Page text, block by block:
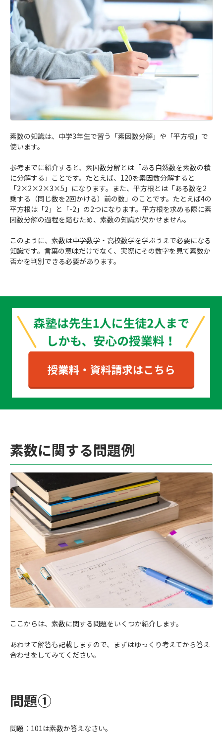
素数の知識は、中学3年生で習う「素因数分解」や「平方根」で
使います。
参考までに紹介すると、素因数分解とは「ある自然数を素数の積
に分解する」ことです。たとえば、120を素因数分解すると
「2×2×2×3×5」になります。また、平方根とは「ある数を2
乗する（同じ数を2回かける）前の数」のことです。たとえば4の
平方根は「2」と「-2」の2つになります。平方根を求める際に素
因数分解の過程を踏むため、素数の知識が欠かせません。
このように、素数は中学数学・高校数学を学ぶうえで必要になる
知識です。言葉の意味だけでなく、実際にその数字を見て素数か
否かを判別できる必要があります。
素数に関する問題例
ここからは、素数に関する問題をいくつか紹介します。
あわせて解答も記載しますので、まずはゆっくり考えてから答え
合わせをしてみてください。
問題①
問題：101は素数か答えなさい。